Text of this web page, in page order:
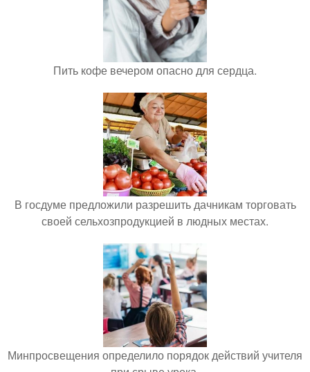
Пить кофе вечером опасно для сердца.
В госдуме предложили разрешить дачникам торговать
своей сельхозпродукцией в людных местах.
Минпросвещения определило порядок действий учителя